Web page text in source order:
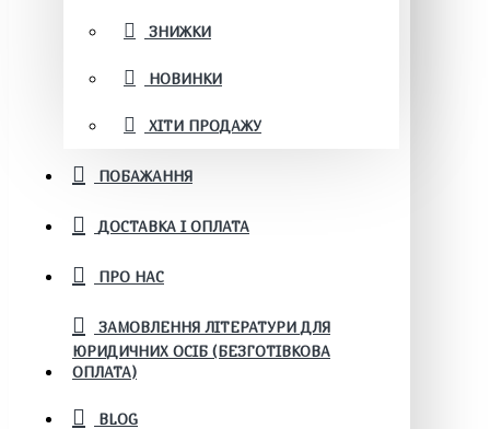
ЗНИЖКИ
НОВИНКИ
ХІТИ ПРОДАЖУ
ПОБАЖАННЯ
ДОСТАВКА І ОПЛАТА
ПРО НАС
ЗАМОВЛЕННЯ ЛІТЕРАТУРИ ДЛЯ
ЮРИДИЧНИХ ОСІБ (БЕЗГОТІВКОВА
ОПЛАТА)
BLOG